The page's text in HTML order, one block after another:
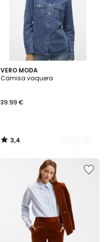
VERO MODA
Camisa vaquera
39.99 €
3,4
/ 5
2
Colores
3,4
/